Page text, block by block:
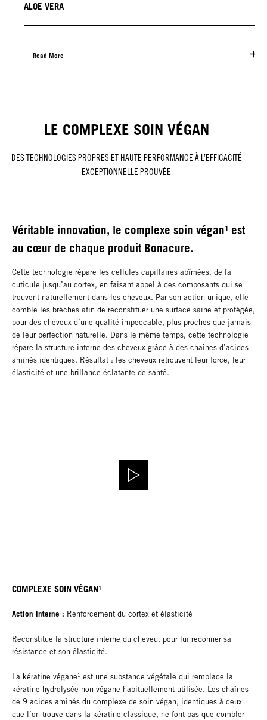
ALOE VERA
Read More
LE COMPLEXE SOIN VÉGAN
DES TECHNOLOGIES PROPRES ET HAUTE PERFORMANCE À L’EFFICACITÉ
EXCEPTIONNELLE PROUVÉE
Véritable innovation, le complexe soin végan¹ est
au cœur de chaque produit Bonacure.
Cette technologie répare les cellules capillaires abîmées, de la
cuticule jusqu’au cortex, en faisant appel à des composants qui se
trouvent naturellement dans les cheveux. Par son action unique, elle
comble les brèches afin de reconstituer une surface saine et protégée,
pour des cheveux d’une qualité impeccable, plus proches que jamais
de leur perfection naturelle. Dans le même temps, cette technologie
répare la structure interne des cheveux grâce à des chaînes d’acides
aminés identiques. Résultat : les cheveux retrouvent leur force, leur
élasticité et une brillance éclatante de santé.
COMPLEXE SOIN VÉGAN¹
Action interne : Renforcement du cortex et élasticité
Reconstitue la structure interne du cheveu, pour lui redonner sa
résistance et son élasticité.
La kératine végane¹ est une substance végétale qui remplace la
kératine hydrolysée non végane habituellement utilisée. Les chaînes
de 9 acides aminés du complexe de soin végan, identiques à ceux
que l’on trouve dans la kératine classique, ne font pas que combler